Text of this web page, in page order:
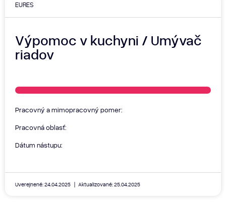
EURES
Výpomoc v kuchyni / Umývač
riadov
Pracovný a mimopracovný pomer:
Pracovná oblasť:
Dátum nástupu:
Uverejnené: 24.04.2025 Aktualizované: 25.04.2025